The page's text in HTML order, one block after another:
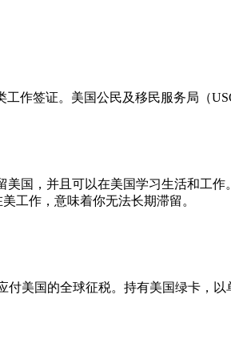
作签证。美国公民及移民服务局（
国，并且可以在美国学习生活和工
工作，意味着你无法长期滞留。
美国的全球征税。持有美国绿卡，